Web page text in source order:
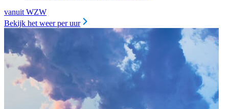
vanuit WZW
Bekijk het weer per uur